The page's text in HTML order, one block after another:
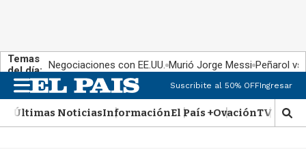
Temas
del día: Negociaciones con EE.UU. Murió Jorge Messi Peñarol
n
u
Suscribite al 50% OFFIngresar
Últimas NoticiasInformaciónEl País +OvaciónTV Show
M
o